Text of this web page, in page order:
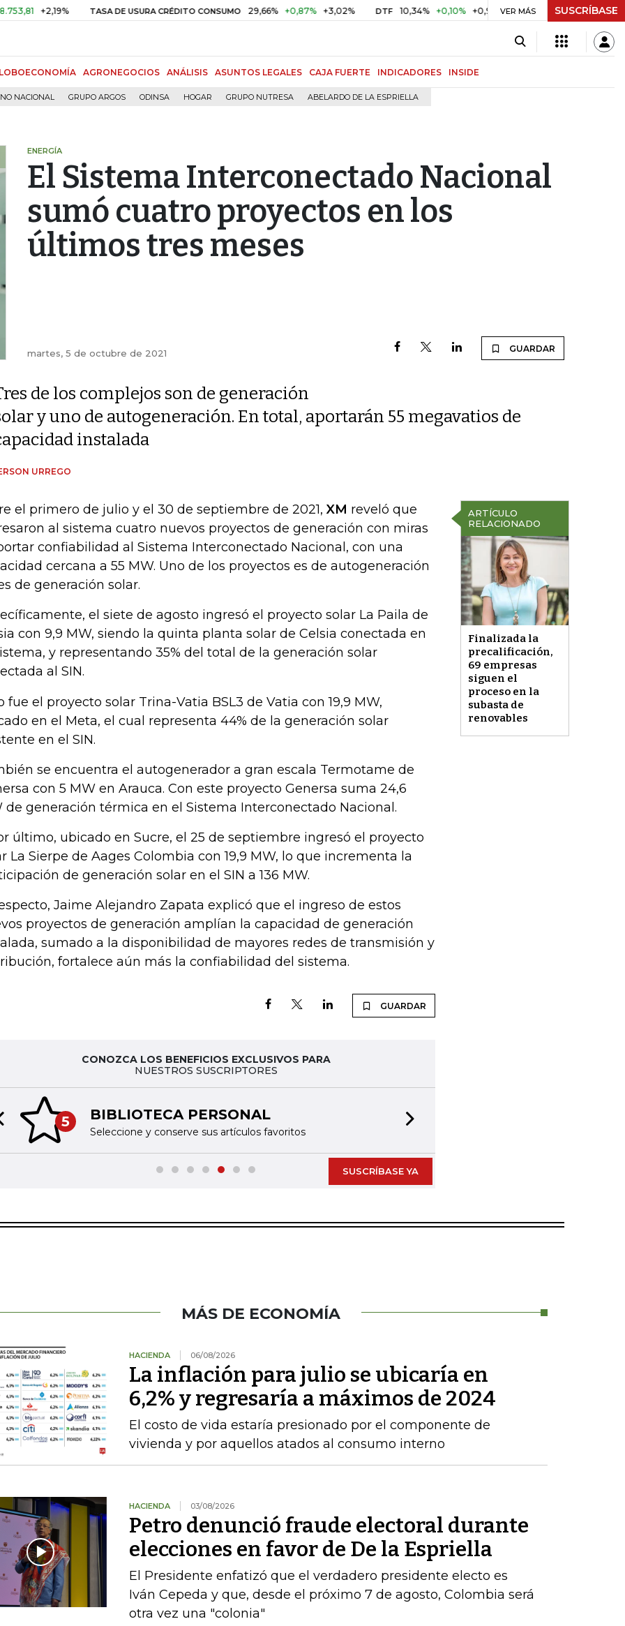
+2,19% TASA DE USURA CRÉDITO CONSUMO 29,66% +0,87% +3,02% DTF 10,34% +0,10% +0,98% UVR $ 416,91 +$ 0,05 +0,01%
VER MÁS SUSCRÍBASE
AGRONEGOCIOS ANÁLISIS ASUNTOS LEGALES CAJA FUERTE INDICADORES INSIDE
NACIONAL GRUPO ARGOS ODINSA HOGAR GRUPO NUTRESA ABELARDO DE LA ESPRIELLA
ENERGÍA
El Sistema Interconectado Nacional
sumó cuatro proyectos en los
últimos tres meses
martes, 5 de octubre de 2021 GUARDAR
de los complejos son de generación
y uno de autogeneración. En total, aportarán 55 megavatios de
instalada
URREGO
ARTÍCULO
RELACIONADO
Finalizada la
precalificación,
69 empresas
siguen el
proceso en la
subasta de
renovables
el primero de julio y el 30 de septiembre de 2021, XM reveló que
al sistema cuatro nuevos proyectos de generación con miras
confiabilidad al Sistema Interconectado Nacional, con una
cercana a 55 MW. Uno de los proyectos es de autogeneración
de generación solar.
el siete de agosto ingresó el proyecto solar La Paila de
con 9,9 MW, siendo la quinta planta solar de Celsia conectada en
y representando 35% del total de la generación solar
al SIN.
fue el proyecto solar Trina-Vatia BSL3 de Vatia con 19,9 MW,
en el Meta, el cual representa 44% de la generación solar
en el SIN.
se encuentra el autogenerador a gran escala Termotame de
con 5 MW en Arauca. Con este proyecto Genersa suma 24,6
de generación térmica en el Sistema Interconectado Nacional.
último, ubicado en Sucre, el 25 de septiembre ingresó el proyecto
La Sierpe de Aages Colombia con 19,9 MW, lo que incrementa la
de generación solar en el SIN a 136 MW.
Jaime Alejandro Zapata explicó que el ingreso de estos
proyectos de generación amplían la capacidad de generación
sumado a la disponibilidad de mayores redes de transmisión y
fortalece aún más la confiabilidad del sistema.
GUARDAR
CONOZCA LOS BENEFICIOS EXCLUSIVOS PARA
NUESTROS SUSCRIPTORES
5 BIBLIOTECA PERSONAL
Seleccione y conserve sus artículos favoritos
slide
SUSCRÍBASE YA
MÁS DE ECONOMÍA
HACIENDA 06/08/2026
La inflación para julio se ubicaría en
6,2% y regresaría a máximos de 2024
El costo de vida estaría presionado por el componente de
vivienda y por aquellos atados al consumo interno
HACIENDA 03/08/2026
Petro denunció fraude electoral durante
elecciones en favor de De la Espriella
El Presidente enfatizó que el verdadero presidente electo es
Iván Cepeda y que, desde el próximo 7 de agosto, Colombia será
otra vez una "colonia"